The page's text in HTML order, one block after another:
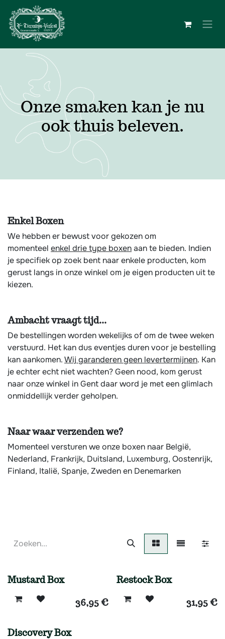
Overslaan naar inhoud
Onze smaken kan je nu
ook thuis beleven.
Enkel Boxen
We hebben er bewust voor gekozen om
momenteel enkel drie type boxenaan te bieden. Indien
je specifiek op zoek bent naar enkele producten, kom
gerust langs in onze winkel om je eigen producten uit te
kiezen.
Ambacht vraagt tijd...
De bestellingen worden wekelijks of om de twee weken
verstuurd. Het kan dus eventjes duren voor je bestelling
kan aankomen.Wij garanderen geen levertermijnen. Kan
je echter echt niet wachten? Geen nood, kom gerust
naar onze winkel in Gent daar word je met een glimlach
onmiddellijk verder geholpen.
Naar waar verzenden we?
Momenteel versturen we onze boxen naar België,
Nederland, Frankrijk, Duitsland, Luxemburg, Oostenrijk,
Finland, Italië, Spanje, Zweden en Denemarken
Mustard Box
36,95€
Restock Box
31,95€
Discovery Box